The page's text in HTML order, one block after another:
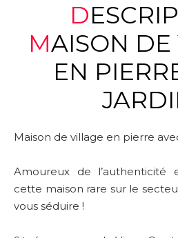
MAISON DE VILLAGE
EN
Maison de village en pierre
Amoureux de l’authenticité
cette maison rare sur le
vous séduire !